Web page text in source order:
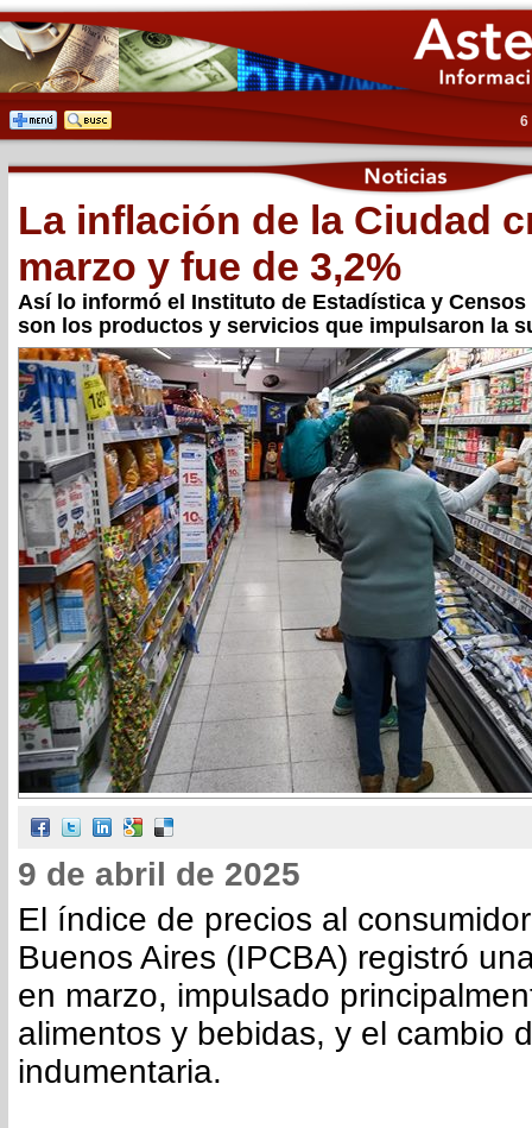
6
La inflación de la Ciudad
marzo y fue de 3,2%
Así lo informó el Instituto de Estadística y Censos
son los productos y servicios que impulsaron la
9 de abril de 2025
El índice de precios al
Buenos Aires (IPCBA) registró
en marzo, impulsado
alimentos y bebidas, y el cambio
indumentaria.